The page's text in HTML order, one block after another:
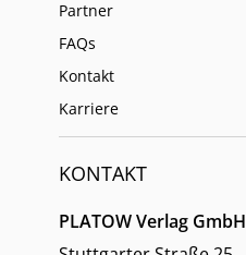
Partner
FAQs
Kontakt
Karriere
KONTAKT
PLATOW Verlag GmbH